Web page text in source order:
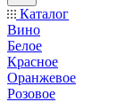
Каталог
Вино
Белое
Красное
Оранжевое
Розовое